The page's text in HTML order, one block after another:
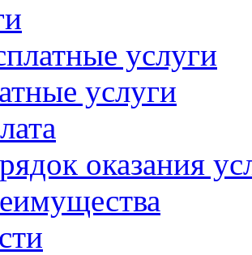
услуги
услуги
оказания